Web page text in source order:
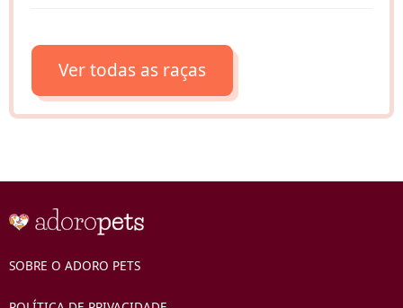
Ver todas as raças
SOBRE O ADORO PETS